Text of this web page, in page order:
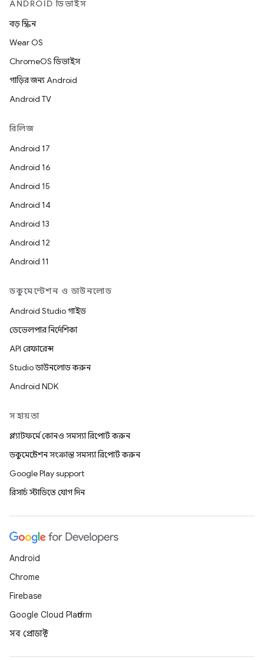
ANDROID ডিভাইস
বড় স্ক্রিন
Wear OS
ChromeOS ডিভাইস
গাড়ির জন্য Android
Android TV
রিলিজ
Android 17
Android 16
Android 15
Android 14
Android 13
Android 12
Android 11
ডকুমেন্টেশন ও ডাউনলোড
Android Studio গাইড
ডেভেলপার নির্দেশিকা
API রেফারেন্স
Studio ডাউনলোড করুন
Android NDK
সহায়তা
প্ল্যাটফর্মে কোনও সমস্যা রিপোর্ট করুন
ডকুমেন্টেশন সংক্রান্ত সমস্যা রিপোর্ট করুন
Google Play support
রিসার্চ স্টাডিতে যোগ দিন
Android
Chrome
Firebase
Google Cloud Platform
সব প্রোডাক্ট